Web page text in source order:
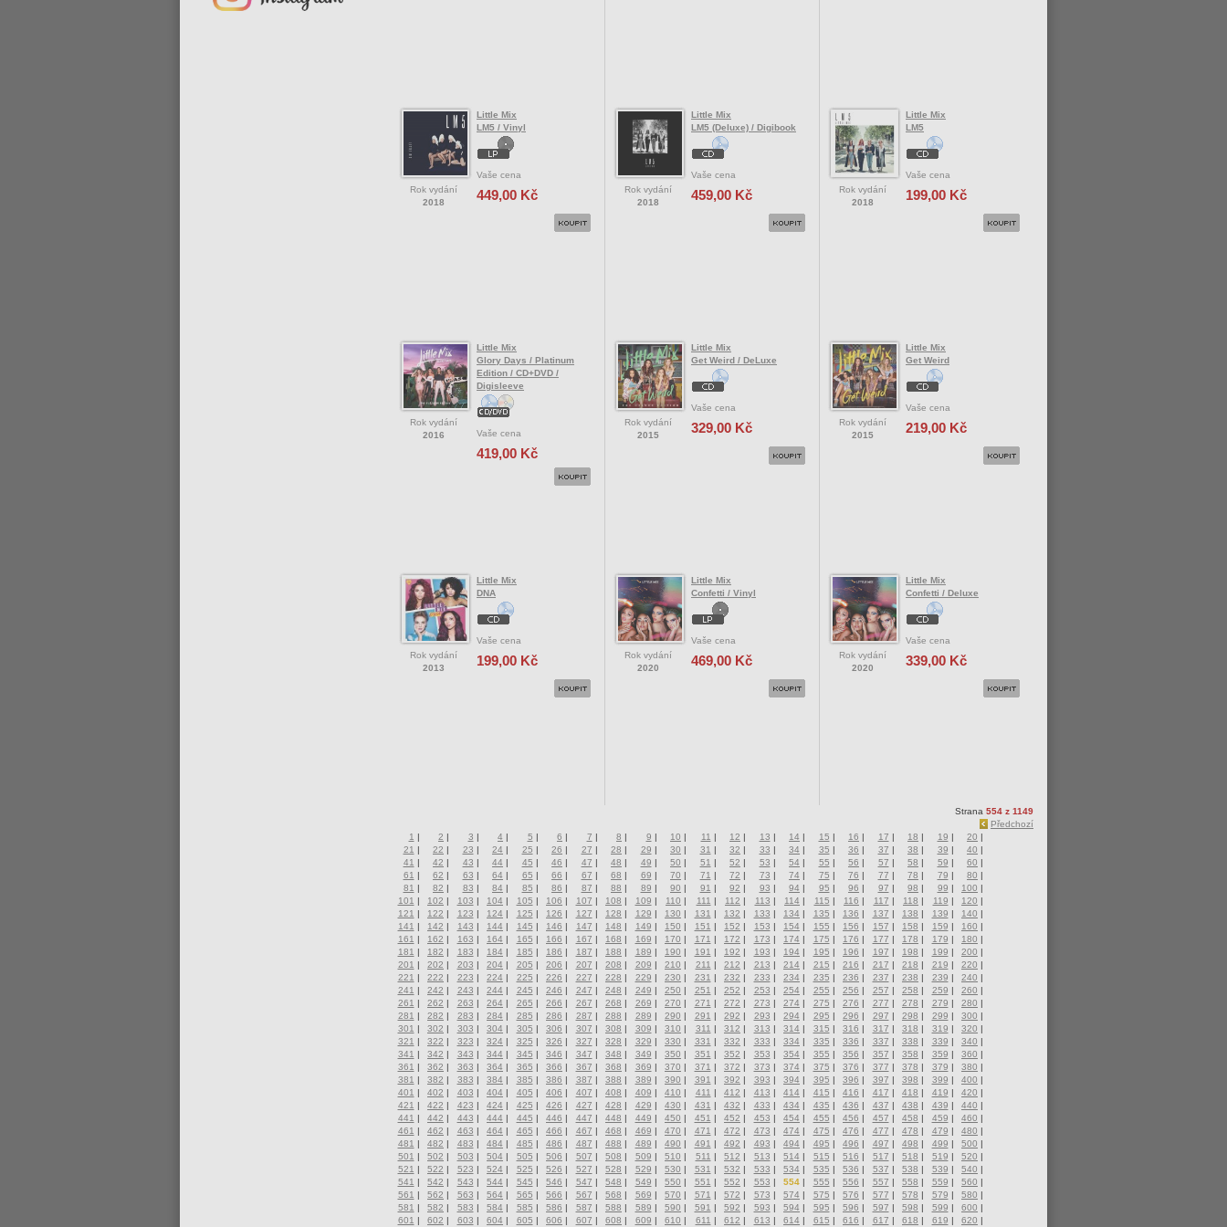
Rok vydání
2018
Little Mix
LM5 / Vinyl
Vaše cena
449,00 Kč
Rok vydání
2018
Little Mix
LM5 (Deluxe) / Digibook
Vaše cena
459,00 Kč
Rok vydání
2018
Little Mix
LM5
Vaše cena
199,00 Kč
Rok vydání
2016
Little Mix
Glory Days / Platinum
Edition / CD+DVD /
Digisleeve
Vaše cena
419,00 Kč
Rok vydání
2015
Little Mix
Get Weird / DeLuxe
Vaše cena
329,00 Kč
Rok vydání
2015
Little Mix
Get Weird
Vaše cena
219,00 Kč
Rok vydání
2013
Little Mix
DNA
Vaše cena
199,00 Kč
Rok vydání
2020
Little Mix
Confetti / Vinyl
Vaše cena
469,00 Kč
Rok vydání
2020
Little Mix
Confetti / Deluxe
Vaše cena
339,00 Kč
Strana 554 z 1149
Předchozí
1 | 2 | 3 | 4 | 5 | 6 | 7 | 8 | 9 | 10 | 11 | 12 | 13 | 14 | 15 | 16 | 17 | 18 | 19 | 20 |
21 | 22 | 23 | 24 | 25 | 26 | 27 | 28 | 29 | 30 | 31 | 32 | 33 | 34 | 35 | 36 | 37 | 38 | 39 | 40 |
41 | 42 | 43 | 44 | 45 | 46 | 47 | 48 | 49 | 50 | 51 | 52 | 53 | 54 | 55 | 56 | 57 | 58 | 59 | 60 |
61 | 62 | 63 | 64 | 65 | 66 | 67 | 68 | 69 | 70 | 71 | 72 | 73 | 74 | 75 | 76 | 77 | 78 | 79 | 80 |
81 | 82 | 83 | 84 | 85 | 86 | 87 | 88 | 89 | 90 | 91 | 92 | 93 | 94 | 95 | 96 | 97 | 98 | 99 | 100 |
101 | 102 | 103 | 104 | 105 | 106 | 107 | 108 | 109 | 110 | 111 | 112 | 113 | 114 | 115 | 116 | 117 | 118 | 119 | 120 |
121 | 122 | 123 | 124 | 125 | 126 | 127 | 128 | 129 | 130 | 131 | 132 | 133 | 134 | 135 | 136 | 137 | 138 | 139 | 140 |
141 | 142 | 143 | 144 | 145 | 146 | 147 | 148 | 149 | 150 | 151 | 152 | 153 | 154 | 155 | 156 | 157 | 158 | 159 | 160 |
161 | 162 | 163 | 164 | 165 | 166 | 167 | 168 | 169 | 170 | 171 | 172 | 173 | 174 | 175 | 176 | 177 | 178 | 179 | 180 |
181 | 182 | 183 | 184 | 185 | 186 | 187 | 188 | 189 | 190 | 191 | 192 | 193 | 194 | 195 | 196 | 197 | 198 | 199 | 200 |
201 | 202 | 203 | 204 | 205 | 206 | 207 | 208 | 209 | 210 | 211 | 212 | 213 | 214 | 215 | 216 | 217 | 218 | 219 | 220 |
221 | 222 | 223 | 224 | 225 | 226 | 227 | 228 | 229 | 230 | 231 | 232 | 233 | 234 | 235 | 236 | 237 | 238 | 239 | 240 |
241 | 242 | 243 | 244 | 245 | 246 | 247 | 248 | 249 | 250 | 251 | 252 | 253 | 254 | 255 | 256 | 257 | 258 | 259 | 260 |
261 | 262 | 263 | 264 | 265 | 266 | 267 | 268 | 269 | 270 | 271 | 272 | 273 | 274 | 275 | 276 | 277 | 278 | 279 | 280 |
281 | 282 | 283 | 284 | 285 | 286 | 287 | 288 | 289 | 290 | 291 | 292 | 293 | 294 | 295 | 296 | 297 | 298 | 299 | 300 |
301 | 302 | 303 | 304 | 305 | 306 | 307 | 308 | 309 | 310 | 311 | 312 | 313 | 314 | 315 | 316 | 317 | 318 | 319 | 320 |
321 | 322 | 323 | 324 | 325 | 326 | 327 | 328 | 329 | 330 | 331 | 332 | 333 | 334 | 335 | 336 | 337 | 338 | 339 | 340 |
341 | 342 | 343 | 344 | 345 | 346 | 347 | 348 | 349 | 350 | 351 | 352 | 353 | 354 | 355 | 356 | 357 | 358 | 359 | 360 |
361 | 362 | 363 | 364 | 365 | 366 | 367 | 368 | 369 | 370 | 371 | 372 | 373 | 374 | 375 | 376 | 377 | 378 | 379 | 380 |
381 | 382 | 383 | 384 | 385 | 386 | 387 | 388 | 389 | 390 | 391 | 392 | 393 | 394 | 395 | 396 | 397 | 398 | 399 | 400 |
401 | 402 | 403 | 404 | 405 | 406 | 407 | 408 | 409 | 410 | 411 | 412 | 413 | 414 | 415 | 416 | 417 | 418 | 419 | 420 |
421 | 422 | 423 | 424 | 425 | 426 | 427 | 428 | 429 | 430 | 431 | 432 | 433 | 434 | 435 | 436 | 437 | 438 | 439 | 440 |
441 | 442 | 443 | 444 | 445 | 446 | 447 | 448 | 449 | 450 | 451 | 452 | 453 | 454 | 455 | 456 | 457 | 458 | 459 | 460 |
461 | 462 | 463 | 464 | 465 | 466 | 467 | 468 | 469 | 470 | 471 | 472 | 473 | 474 | 475 | 476 | 477 | 478 | 479 | 480 |
481 | 482 | 483 | 484 | 485 | 486 | 487 | 488 | 489 | 490 | 491 | 492 | 493 | 494 | 495 | 496 | 497 | 498 | 499 | 500 |
501 | 502 | 503 | 504 | 505 | 506 | 507 | 508 | 509 | 510 | 511 | 512 | 513 | 514 | 515 | 516 | 517 | 518 | 519 | 520 |
521 | 522 | 523 | 524 | 525 | 526 | 527 | 528 | 529 | 530 | 531 | 532 | 533 | 534 | 535 | 536 | 537 | 538 | 539 | 540 |
541 | 542 | 543 | 544 | 545 | 546 | 547 | 548 | 549 | 550 | 551 | 552 | 553 | 554 | 555 | 556 | 557 | 558 | 559 | 560 |
561 | 562 | 563 | 564 | 565 | 566 | 567 | 568 | 569 | 570 | 571 | 572 | 573 | 574 | 575 | 576 | 577 | 578 | 579 | 580 |
581 | 582 | 583 | 584 | 585 | 586 | 587 | 588 | 589 | 590 | 591 | 592 | 593 | 594 | 595 | 596 | 597 | 598 | 599 | 600 |
601 | 602 | 603 | 604 | 605 | 606 | 607 | 608 | 609 | 610 | 611 | 612 | 613 | 614 | 615 | 616 | 617 | 618 | 619 | 620 |